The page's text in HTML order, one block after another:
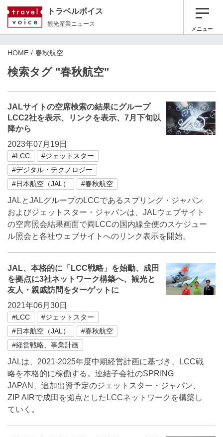
トラベルボイス
観光産業ニュース
メニュー
HOME 春秋航空
検索タグ "春秋航空"
JALサイトの空席検索の結果にグループ
LCC2社を表示、リンクを表示、7月下旬以
降から
2023年07月19日
#LCC
#ジェットスター
#デジタル・テクノロジー
#日本航空（JAL）
#春秋航空
JALとJALグループのLCCであるスプリング・ジャパン
およびジェットスター・ジャパンは、JALウェブサイト
の空席照会結果画面で両LCCの国内線全便のスケジュー
ル照会と各社ウェブサイトへのリンク表示を開始。
JAL、本格的に「LCC戦略」を始動、成田
を拠点に3社ネットワーク構築へ、観光と
友人・親戚訪問をターゲットに
2021年06月30日
#LCC
#ジェットスター
#日本航空（JAL）
#春秋航空
#経営戦略、事業計画
JALは、2021-2025年度中期経営計画に基づき、LCC戦
略を本格的に稼働する。連結子会社のSPRING
JAPAN、追加出資予定のジェットスター・ジャパン、
ZIP AIRで成田を拠点としたLCCネットワークを構築し
ていく。